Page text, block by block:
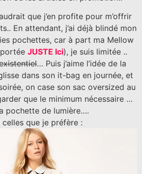
que j’en profite pour m’offrir
En attendant, j’ai déjà blindé mon
pochettes, car à part ma Mellow
JUSTE Ici), je suis limitée ..
… Puis j’aime l’idée de la
dans son it-bag en journée, et
on case son sac oversized au
que le minimum nécessaire …
pochette de lumière….
celles que je préfère :